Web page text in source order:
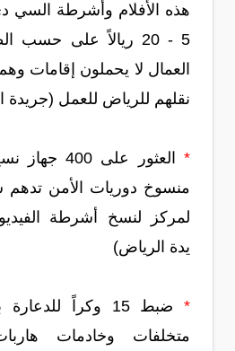
هذه الأفلام وأشرطة السي
5 - 20 ريالاً على
العمال لا يحملون إقامات
نقلهم للرياض للعمل (جريدة
*
العثور على
منسوخ دوريات الأمن تدهم
يدة الرياض)
*
ضبط 15 وكراً
متخلفات وخادمات